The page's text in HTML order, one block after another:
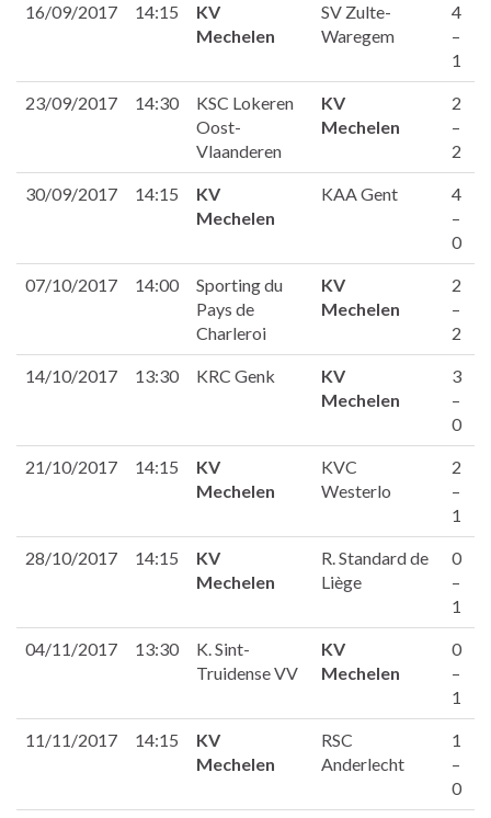
16/09/2017 14:15
KV
Mechelen
SV Zulte-
Waregem
4
–
1
23/09/2017 14:30
KSC Lokeren
Oost-
Vlaanderen
KV
Mechelen
2
–
2
30/09/2017 14:15
KV
Mechelen
KAA Gent
4
–
0
07/10/2017 14:00
Sporting du
Pays de
Charleroi
KV
Mechelen
2
–
2
14/10/2017 13:30 KRC Genk
KV
Mechelen
3
–
0
21/10/2017 14:15
KV
Mechelen
KVC
Westerlo
2
–
1
28/10/2017 14:15
KV
Mechelen
R. Standard de
Liège
0
–
1
04/11/2017 13:30
K. Sint-
Truidense VV
KV
Mechelen
0
–
1
11/11/2017 14:15
KV
Mechelen
RSC
Anderlecht
1
–
0